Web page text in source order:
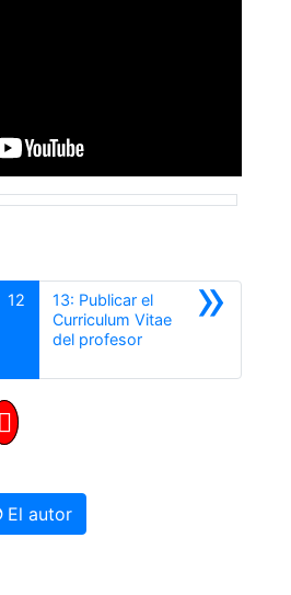
12 »
13: Publicar el
Curriculum Vitae
del profesorSiguiente
El autor